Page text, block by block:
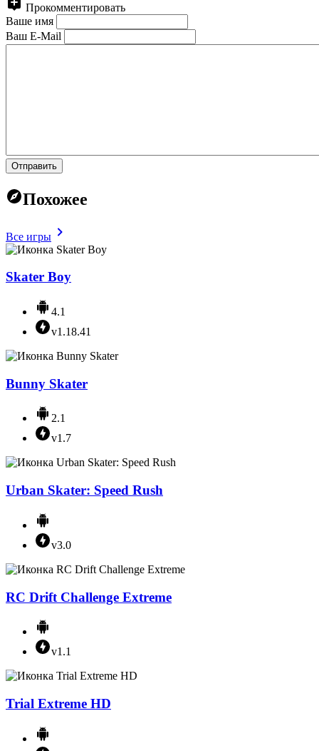
Прокомментировать
Ваше имя
Ваш E-Mail
Отправить
Похожее
Все игры
Skater Boy
4.1
v1.18.41
Bunny Skater
2.1
v1.7
Urban Skater: Speed Rush
v3.0
RC Drift Challenge Extreme
v1.1
Trial Extreme HD